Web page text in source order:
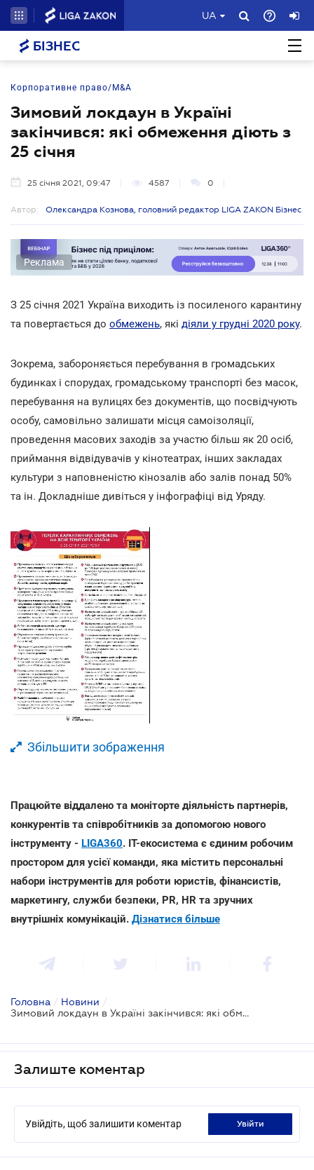
UA
БІЗНЕС
Корпоративне право/M&A
Зимовий локдаун в Україні
закінчився: які обмеження діють з
25 січня
25 січня 2021, 09:47 4587 0
Автор: Олександра Кознова, головний редактор LIGA ZAKON Бізнес
Реклама
З 25 січня 2021 Україна виходить із посиленого карантину
та повертається до обмежень, які діяли у грудні 2020 року.
Зокрема, забороняється перебування в громадських
будинках і спорудах, громадському транспорті без масок,
перебування на вулицях без документів, що посвідчують
особу, самовільно залишати місця самоізоляції,
проведення масових заходів за участю більш як 20 осіб,
приймання відвідувачів у кінотеатрах, інших закладах
культури з наповненістю кінозалів або залів понад 50%
та ін. Докладніше дивіться у інфографіці від Уряду.
Збільшити зображення
Працюйте віддалено та моніторте діяльність партнерів,
конкурентів та співробітників за допомогою нового
інструменту - LIGA360. IT-екосистема є єдиним робочим
простором для усієї команди, яка містить персональні
набори інструментів для роботи юристів, фінансистів,
маркетингу, служби безпеки, PR, HR та зручних
внутрішніх комунікацій. Дізнатися більше
Головна / Новини /
Зимовий локдаун в Україні закінчився: які обмеження діють з 25 січня
Залиште коментар
Увійдіть, щоб залишити коментар увійти